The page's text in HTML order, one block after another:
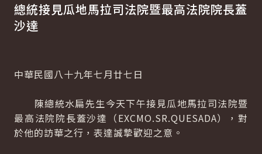
總統接見瓜地馬拉司法院暨最高法院院長蓋
沙達
中華民國八十九年七月廿七日
陳總統水扁先生今天下午接見瓜地馬拉司法院暨
最高法院院長蓋沙達（EXCMO.SR.QUESADA），對
於他的訪華之行，表達誠摯歡迎之意。